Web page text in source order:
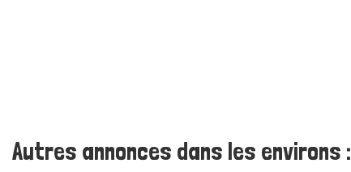
Autres annonces dans les environs :